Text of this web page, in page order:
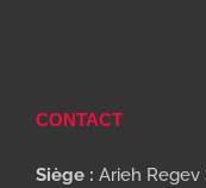
CONTACT
Siège : Arieh Regev